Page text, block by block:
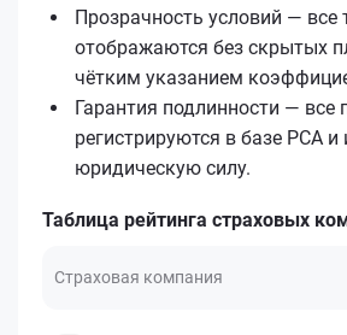
Прозрачность условий — все
отображаются без скрытых
чётким указанием
Гарантия подлинности — все
регистрируются в базе РСА
юридическую силу.
Таблица рейтинга страховых
Страховая компания